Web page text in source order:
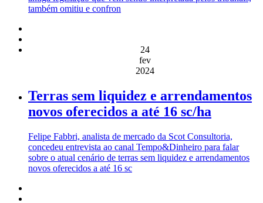
também omitiu e confron
24
fev
2024
Terras sem liquidez e arrendamentos
novos oferecidos a até 16 sc/ha
Felipe Fabbri, analista de mercado da Scot Consultoria,
concedeu entrevista ao canal Tempo&Dinheiro para falar
sobre o atual cenário de terras sem liquidez e arrendamentos
novos oferecidos a até 16 sc